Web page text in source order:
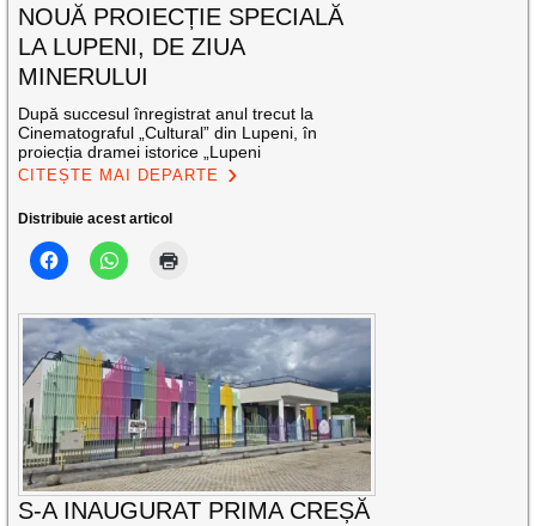
NOUĂ PROIECȚIE SPECIALĂ
LA LUPENI, DE ZIUA
MINERULUI
După succesul înregistrat anul trecut la
Cinematograful „Cultural” din Lupeni, în
proiecția dramei istorice „Lupeni
CITEȘTE MAI DEPARTE
Distribuie acest articol
S-A INAUGURAT PRIMA CREȘĂ